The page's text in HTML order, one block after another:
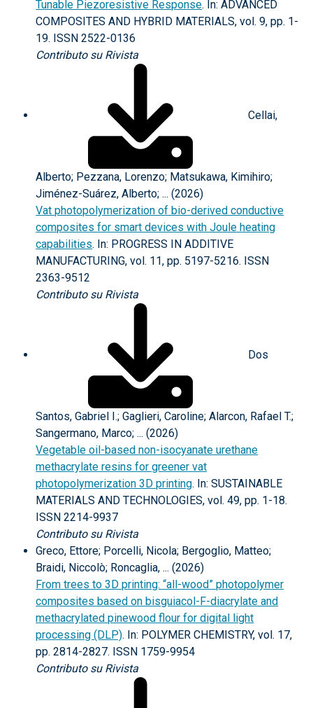
Tunable Piezoresistive Response. In: ADVANCED
COMPOSITES AND HYBRID MATERIALS, vol. 9, pp. 1-
19. ISSN 2522-0136
Contributo su Rivista
Cellai,
Alberto; Pezzana, Lorenzo; Matsukawa, Kimihiro;
Jiménez-Suárez, Alberto; ... (2026)
Vat photopolymerization of bio-derived conductive
composites for smart devices with Joule heating
capabilities. In: PROGRESS IN ADDITIVE
MANUFACTURING, vol. 11, pp. 5197-5216. ISSN
2363-9512
Contributo su Rivista
Dos
Santos, Gabriel I.; Gaglieri, Caroline; Alarcon, Rafael T.;
Sangermano, Marco; ... (2026)
Vegetable oil-based non-isocyanate urethane
methacrylate resins for greener vat
photopolymerization 3D printing. In: SUSTAINABLE
MATERIALS AND TECHNOLOGIES, vol. 49, pp. 1-18.
ISSN 2214-9937
Contributo su Rivista
Greco, Ettore; Porcelli, Nicola; Bergoglio, Matteo;
Braidi, Niccolò; Roncaglia, ... (2026)
From trees to 3D printing: “all-wood” photopolymer
composites based on bisguiacol-F-diacrylate and
methacrylated pinewood flour for digital light
processing (DLP). In: POLYMER CHEMISTRY, vol. 17,
pp. 2814-2827. ISSN 1759-9954
Contributo su Rivista